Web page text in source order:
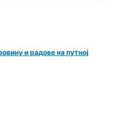
и радове на путној